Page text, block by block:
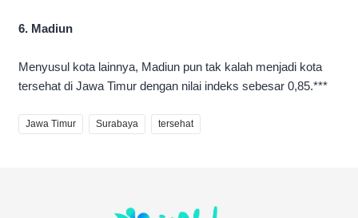
6. Madiun
Menyusul kota lainnya, Madiun pun tak kalah menjadi kota
tersehat di Jawa Timur dengan nilai indeks sebesar 0,85.***
Jawa Timur Surabaya tersehat